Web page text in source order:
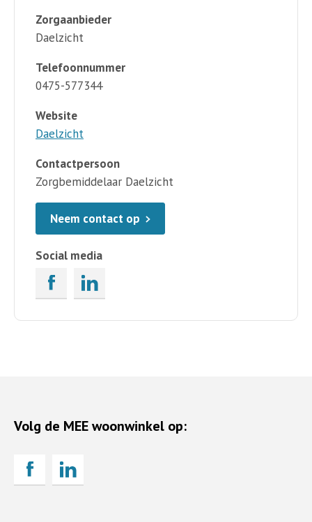
Zorgaanbieder
Daelzicht
Telefoonnummer
0475-577344
Website
Daelzicht
Contactpersoon
Zorgbemiddelaar Daelzicht
Neem contact op
Social media
Volg de MEE woonwinkel op: